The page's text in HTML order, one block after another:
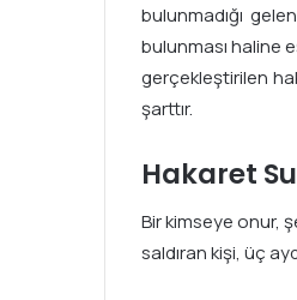
bulunmadığı
bulunması haline
gerçekleştirilen
şarttır.
Hakaret
Bir kimseye onur,
saldıran kişi, üç